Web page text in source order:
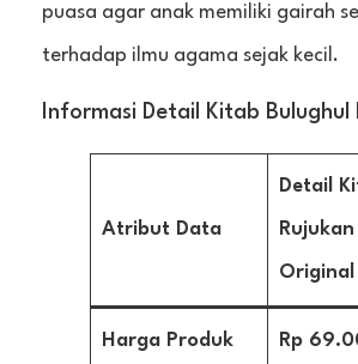
puasa agar anak memiliki gairah
terhadap ilmu agama sejak kecil.
Informasi Detail Kitab Bulughul
Atribut Data
Detail
Rujukan
Original
Harga Produk Rp